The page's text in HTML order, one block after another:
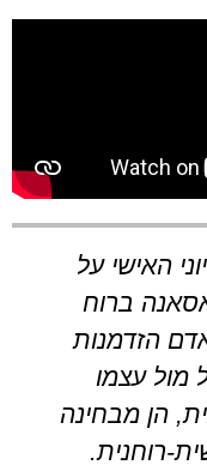
היקר דוד
אינני מאמין
והעזתי ובאתי
הגוף והנשמה,
שביניהם.
ויש לי גישה